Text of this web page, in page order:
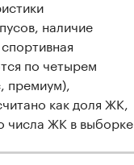
наличие
по четырем
премиум),
как доля ЖК,
ЖК в выборке.